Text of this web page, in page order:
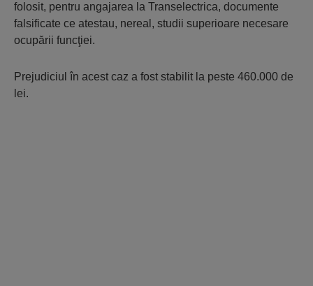
folosit, pentru angajarea la Transelectrica, documente
falsificate ce atestau, nereal, studii superioare necesare
ocupării funcţiei.
Prejudiciul în acest caz a fost stabilit la peste 460.000 de
lei.